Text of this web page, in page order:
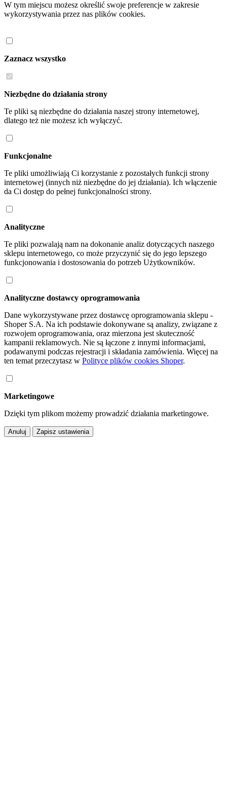
W tym miejscu możesz określić swoje preferencje w zakresie
wykorzystywania przez nas plików cookies.
Zaznacz wszystko
Niezbędne do działania strony
Te pliki są niezbędne do działania naszej strony internetowej,
dlatego też nie możesz ich wyłączyć.
Funkcjonalne
Te pliki umożliwiają Ci korzystanie z pozostałych funkcji strony
internetowej (innych niż niezbędne do jej działania). Ich włączenie
da Ci dostęp do pełnej funkcjonalności strony.
Analityczne
Te pliki pozwalają nam na dokonanie analiz dotyczących naszego
sklepu internetowego, co może przyczynić się do jego lepszego
funkcjonowania i dostosowania do potrzeb Użytkowników.
Analityczne dostawcy oprogramowania
Dane wykorzystywane przez dostawcę oprogramowania sklepu -
Shoper S.A. Na ich podstawie dokonywane są analizy, związane z
rozwojem oprogramowania, oraz mierzona jest skuteczność
kampanii reklamowych. Nie są łączone z innymi informacjami,
podawanymi podczas rejestracji i składania zamówienia. Więcej na
ten temat przeczytasz w Polityce plików cookies Shoper.
Marketingowe
Dzięki tym plikom możemy prowadzić działania marketingowe.
Anuluj Zapisz ustawienia